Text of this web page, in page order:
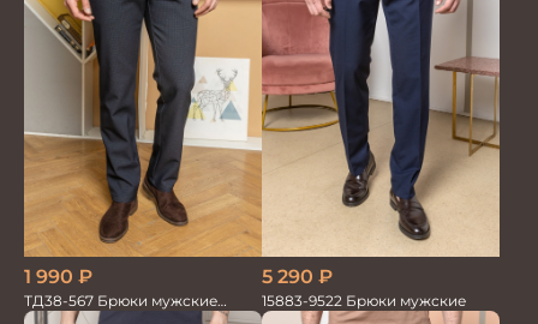
1 990 ₽
ТД38-567 Брюки мужские
трикотажные
5 290 ₽
15883-9522 Брюки мужские